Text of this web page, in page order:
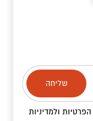
הפרטיות ולמדיניות